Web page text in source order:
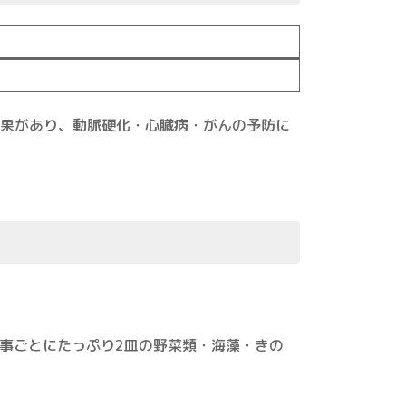
があり、動脈硬化・心臓病・がんの予防に
ごとにたっぷり2皿の野菜類・海藻・きの